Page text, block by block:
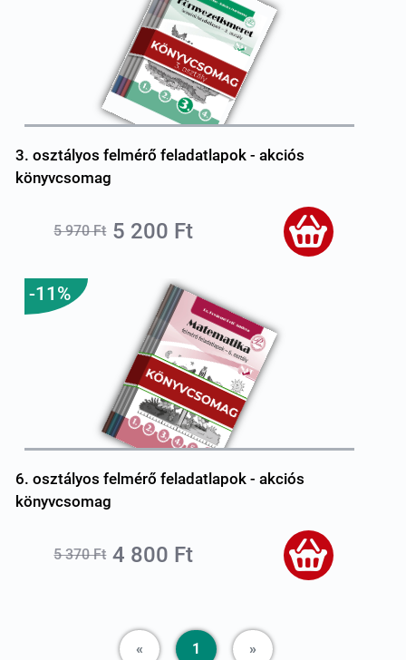
3. osztályos felmérő feladatlapok - akciós
könyvcsomag
5 970 Ft 5 200 Ft
-11%
6. osztályos felmérő feladatlapok - akciós
könyvcsomag
5 370 Ft 4 800 Ft
« Previous
1 » Next